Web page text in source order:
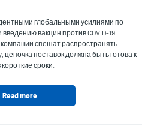
глобальными усилиями по
вакцин против COVID-19.
спешат распространять
цепочка поставок должна быть готова к
сроки.
Read more